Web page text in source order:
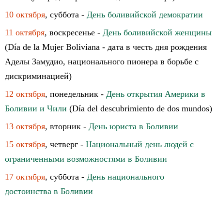
10 октября, суббота - День боливийской демократии
11 октября, воскресенье - День боливийской женщины
(Día de la Mujer Boliviana - дата в честь дня рождения
Аделы Замудио, национального пионера в борьбе с
дискриминацией)
12 октября, понедельник - День открытия Америки в
Боливии и Чили (Día del descubrimiento de dos mundos)
13 октября, вторник - День юриста в Боливии
15 октября, четверг - Национальный день людей с
ограниченными возможностями в Боливии
17 октября, суббота - День национального
достоинства в Боливии